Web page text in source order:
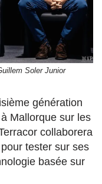
Soler Junior
génération
Mallorque sur les
collaborera
tester sur ses
basée sur